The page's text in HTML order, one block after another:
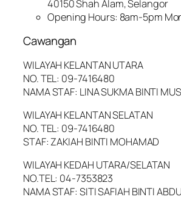
40150 Shah Alam, Selangor
Opening Hours: 8am-5pm
Cawangan
WILAYAH KELANTAN UTARA
NO. TEL: 09-7416480
NAMA STAF: LINA SUKMA BINTI
WILAYAH KELANTAN SELATAN
NO. TEL: 09-7416480
STAF: ZAKIAH BINTI MOHAMAD
WILAYAH KEDAH UTARA/SELATAN
NO.TEL: 04-7353823
NAMA STAF: SITI SAFIAH BINTI